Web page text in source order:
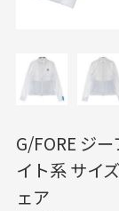
G/FORE ジ
イト系 サイ
ェア